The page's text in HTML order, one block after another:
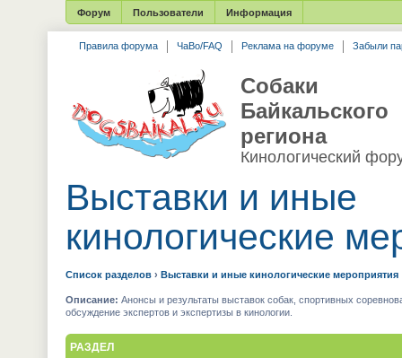
Форум Пользователи Информация
Правила форума ЧаВо/FAQ Реклама на форуме Забыли
Собаки
Байкальского
региона
Кинологический
Выставки и иные
кинологические
Список разделов › Выставки и иные кинологические мероприятия
Описание: Анонсы и результаты выставок собак, спортивных
обсуждение экспертов и экспертизы в кинологии.
РАЗДЕЛ